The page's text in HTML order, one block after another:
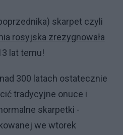
skarpet czyli
rosyjska zrezygnowała
lat temu!
300 latach ostatecznie
tradycyjne onuce i
skarpetki -
we wtorek